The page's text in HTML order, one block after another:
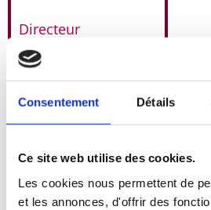
Consentement Détails
Ce site web utilise des cookies.
Les cookies nous permettent de
et les annonces, d'offrir des
Directeur
établissement
GESLER,
Le Haut Valromey,
Ain